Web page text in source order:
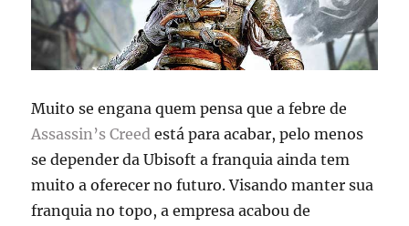
Muito se engana quem pensa que a febre de
Assassin’s Creed está para acabar, pelo menos
se depender da Ubisoft a franquia ainda tem
muito a oferecer no futuro. Visando manter sua
franquia no topo, a empresa acabou de